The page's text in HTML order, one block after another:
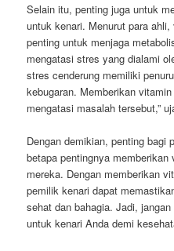
Selain itu, penting juga untuk
untuk kenari. Menurut para
penting untuk menjaga
mengatasi stres yang dialami
stres cenderung memiliki
kebugaran. Memberikan
mengatasi masalah tersebut,”
Dengan demikian, penting bagi
betapa pentingnya
mereka. Dengan memberikan
pemilik kenari dapat
sehat dan bahagia. Jadi,
untuk kenari Anda demi